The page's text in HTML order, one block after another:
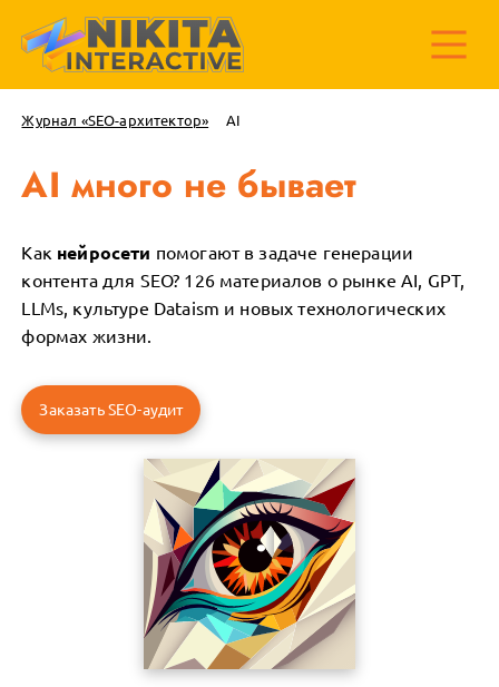
Журнал «SEO-архитектор» AI
AI много не бывает
Как нейросети помогают в задаче генерации
контента для SEO? 126 материалов о рынке AI, GPT,
LLMs, культуре Dataism и новых технологических
формах жизни.
Заказать SEO-аудит